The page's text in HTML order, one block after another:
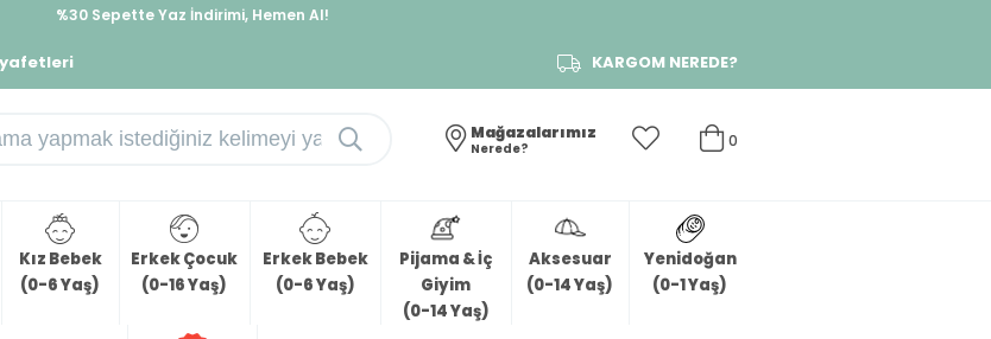
İndirimlere ek %10 İndirimi Kap, Hemen Üye Ol!
KARGOM NEREDE?
0
Mağazalarımız
Nerede?
Kız Bebek
(0-6 Yaş)
Erkek Çocuk
(0-16 Yaş)
Erkek Bebek
(0-6 Yaş)
Pijama & İç
Giyim
(0-14 Yaş)
Aksesuar
(0-14 Yaş)
Yenidoğan
(0-1 Yaş)